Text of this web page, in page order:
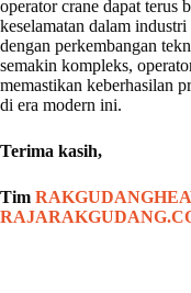
operator crane dapat terus
keselamatan dalam
dengan perkembangan
semakin kompleks,
memastikan keberhasilan
di era modern ini.
Terima kasih,
Tim